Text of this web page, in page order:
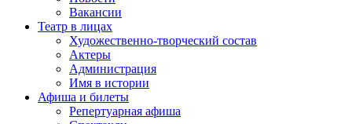
Вакансии
Театр в лицах
Художественно-творческий состав
Актеры
Администрация
Имя в истории
Афиша и билеты
Репертуарная афиша